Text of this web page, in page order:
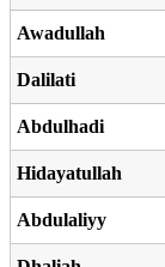
Awadullah
Dalilati
Abdulhadi
Hidayatullah
Abdulaliyy